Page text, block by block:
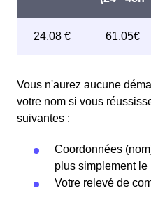
Vous n'aurez aucune
votre nom si vous
suivantes :
Coordonnées
plus simplement le
Votre relevé de